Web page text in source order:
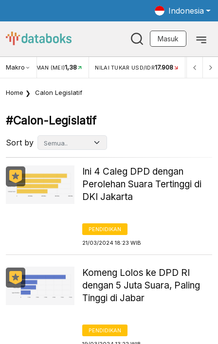
Indonesia
Masuk
Makro
NILAI TUKAR USD/IDR17.908 INFLASI YOY (JUL)2,88% INFLASI
Home Calon Legislatif
#calon-Legislatif
Sort by
Ini 4 Caleg DPD dengan
Perolehan Suara Tertinggi di
DKI Jakarta
PENDIDIKAN
21/03/2024 18:23 WIB
Komeng Lolos ke DPD RI
dengan 5 Juta Suara, Paling
Tinggi di Jabar
PENDIDIKAN